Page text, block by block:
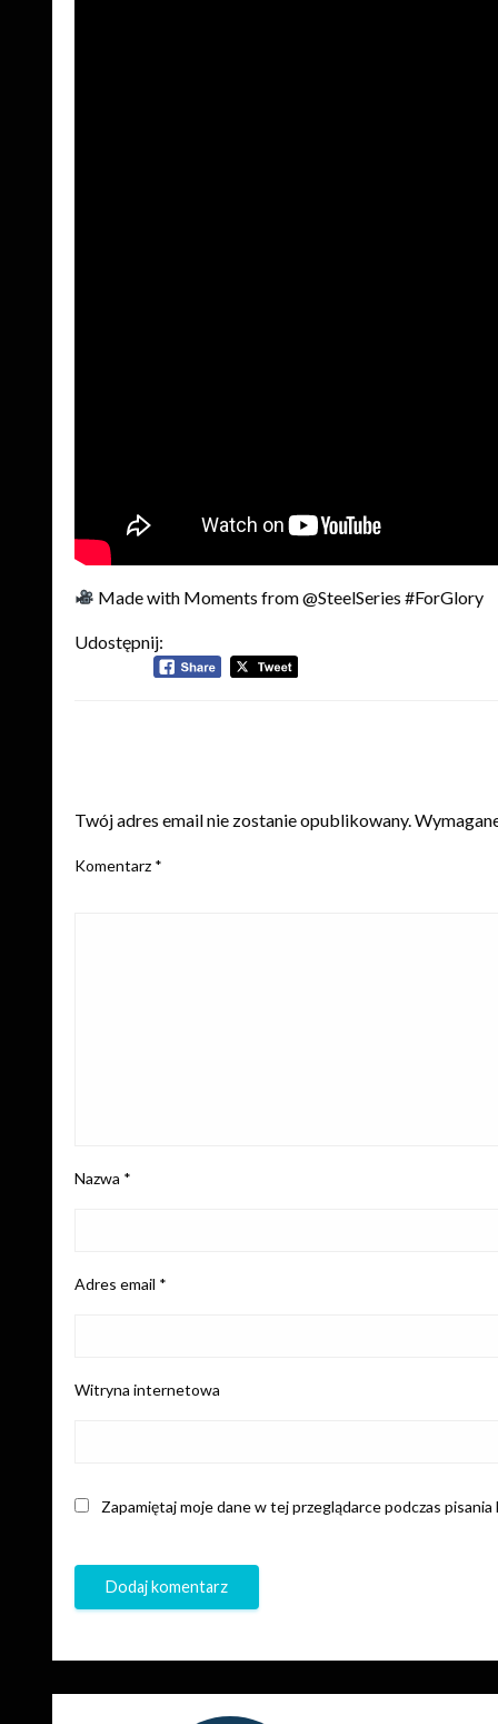
Made with Moments from @SteelSeries #ForGlory
Udostępnij:
Twój adres email nie zostanie opublikowany.
Komentarz *
Nazwa *
Adres email *
Witryna internetowa
Zapamiętaj moje dane w tej przeglądarce podczas